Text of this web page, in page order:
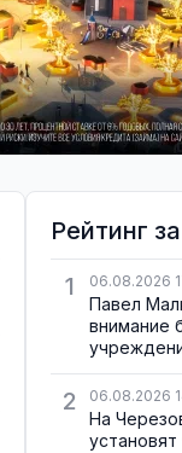
Рейтинг
1
06.08.2026
Павел
внимание
2 06.08.2026
На